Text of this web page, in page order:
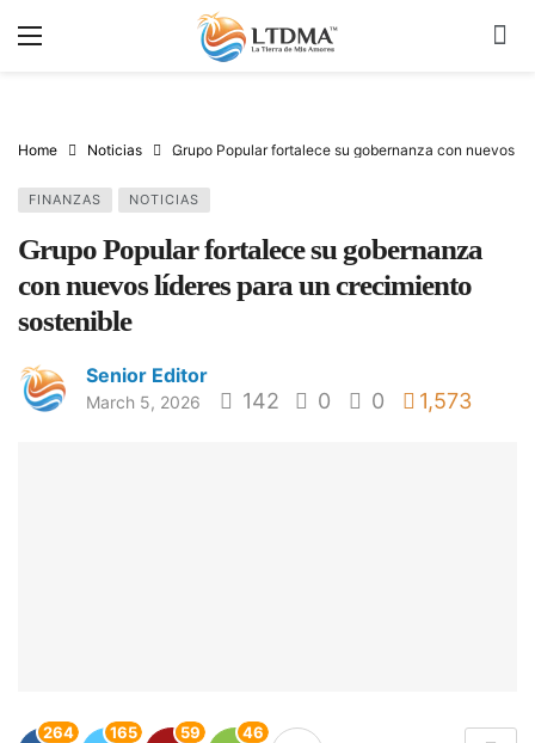
Home Noticias Grupo Popular fortalece su gobernanza con nuevos
FINANZAS NOTICIAS
Grupo Popular fortalece su gobernanza
con nuevos líderes para un crecimiento
sostenible
Senior Editor
March 5, 2026 142 0 0 1,573
264 165 59 46